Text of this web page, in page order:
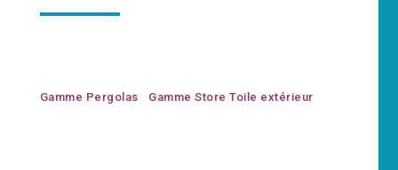
Gamme Pergolas Gamme Store Toile extérieur